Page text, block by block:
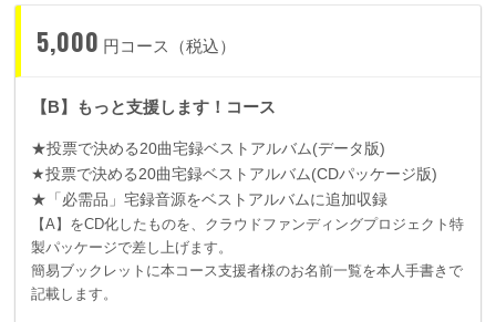
5,000 円コース（税込）
【B】もっと支援します！コース
★投票で決める20曲宅録ベストアルバム(データ版)
★投票で決める20曲宅録ベストアルバム(CDパッケージ版)
★「必需品」宅録音源をベストアルバムに追加収録
【A】をCD化したものを、クラウドファンディングプロジェクト特
製パッケージで差し上げます。
簡易ブックレットに本コース支援者様のお名前一覧を本人手書きで
記載します。